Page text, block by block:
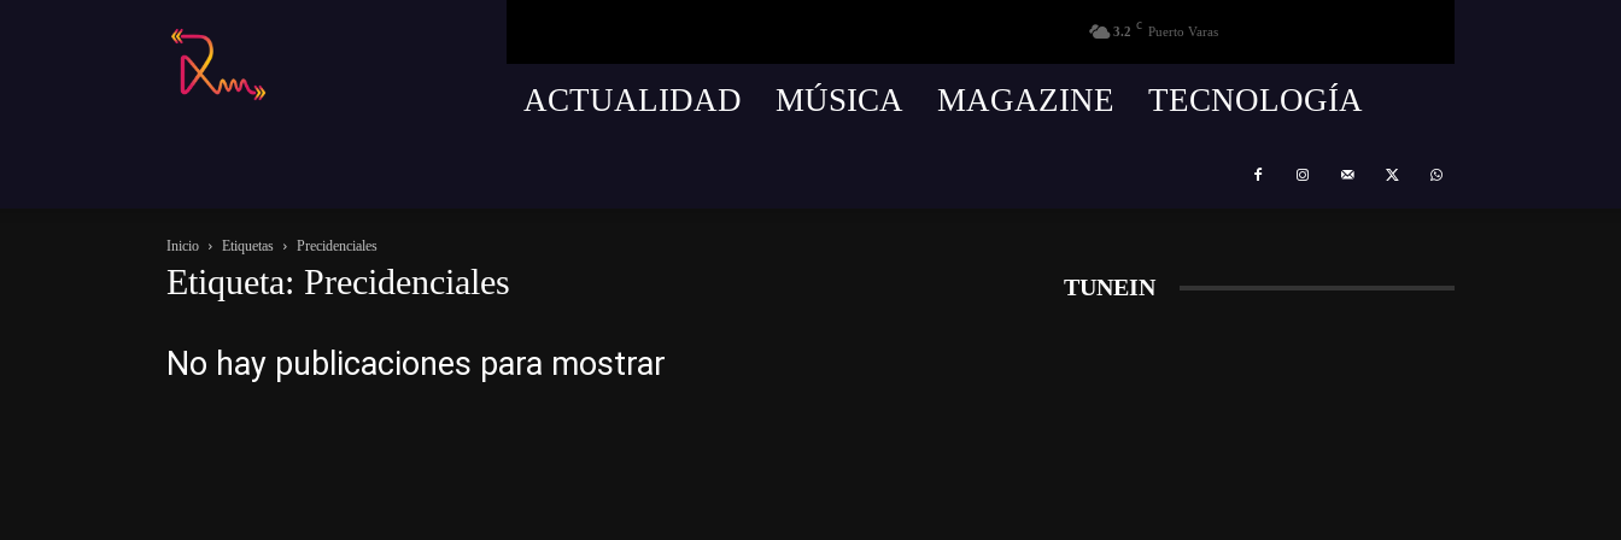
Remusica
3.2 C Puerto Varas
ACTUALIDAD MÚSICA MAGAZINE TECNOLOGÍA
Inicio Etiquetas Precidenciales
Etiqueta: Precidenciales
No hay publicaciones para mostrar
TUNEIN